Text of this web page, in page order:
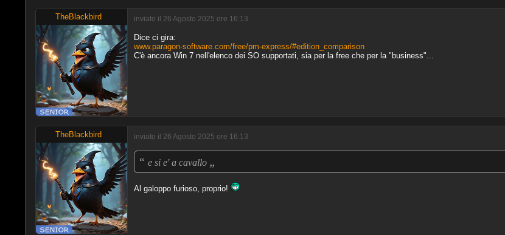
TheBlackbird inviato il 26 Agosto 2025 ore 16:13
Dice ci gira:
www.paragon-software.com/free/pm-express/#edition_comparison
C'è ancora Win 7 nell'elenco dei SO supportati, sia per la free che per la "business"...
TheBlackbird inviato il 26 Agosto 2025 ore 16:13
“ e si e' a cavallo „
Al galoppo furioso, proprio!